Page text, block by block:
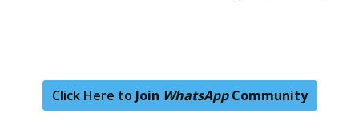
Click Here to Join WhatsAppCommunity